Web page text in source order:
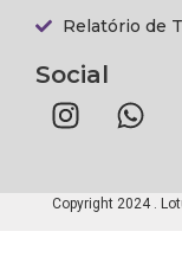
Relatório de
Social
Copyright 2024 .